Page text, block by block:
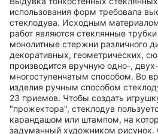
использования форм требовала
стеклодува. Исходным
работ являются стеклянные
монолитные стержни различного
декоративных, геометрических,
производится вручную одно-,
многоступенчатым способом. Во
изделия ручным способом
23 приемов. Чтобы создать
"прожектора", стеклодув
карандашом или штампом, на
задуманный художником рисунок.